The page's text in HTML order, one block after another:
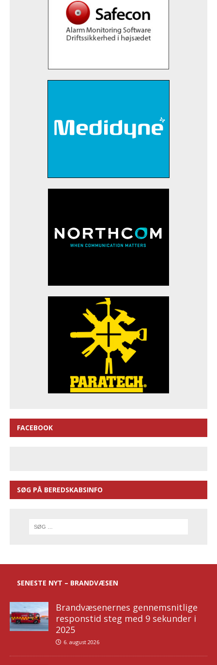
FACEBOOK
SØG PÅ BEREDSKABSINFO
SENESTE NYT – BRANDVÆSEN
Brandvæsenernes gennemsnitlige
responstid steg med 9 sekunder i
2025
6. august 2026